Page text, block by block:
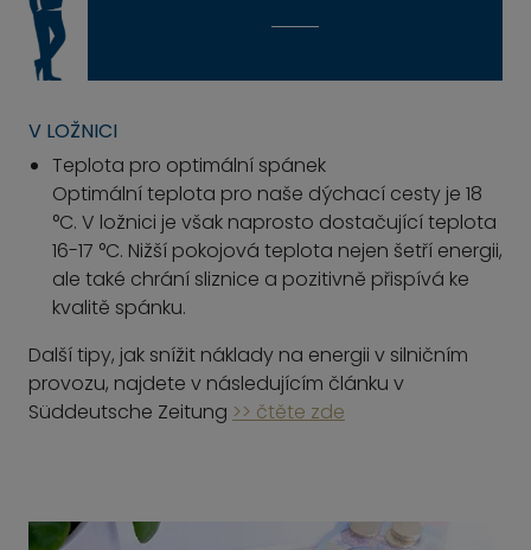
V LOŽNICI
Teplota pro optimální spánek
Optimální teplota pro naše dýchací cesty je 18
°C. V ložnici je však naprosto dostačující teplota
16-17 °C. Nižší pokojová teplota nejen šetří energii,
ale také chrání sliznice a pozitivně přispívá ke
kvalitě spánku.
Další tipy, jak snížit náklady na energii v silničním
provozu, najdete v následujícím článku v
Süddeutsche Zeitung >> čtěte zde